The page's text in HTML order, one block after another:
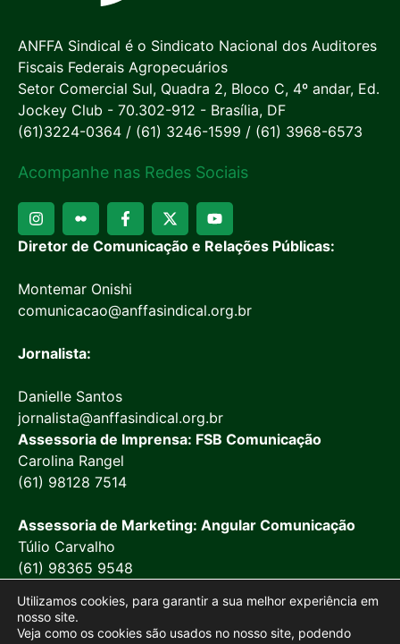
ANFFA Sindical é o Sindicato Nacional dos Auditores
Fiscais Federais Agropecuários
Setor Comercial Sul, Quadra 2, Bloco C, 4º andar, Ed.
Jockey Club - 70.302-912 - Brasília, DF
(61)3224-0364 / (61) 3246-1599 / (61) 3968-6573
Acompanhe nas Redes Sociais
Diretor de Comunicação e Relações Públicas:
Montemar Onishi
comunicacao@anffasindical.org.br
Jornalista:
Danielle Santos
jornalista@anffasindical.org.br
Assessoria de Imprensa: FSB Comunicação
Carolina Rangel
(61) 98128 7514
Assessoria de Marketing: Angular Comunicação
Túlio Carvalho
(61) 98365 9548
Utilizamos cookies, para garantir a sua melhor experiência em
nosso site.
Veja como os cookies são usados no nosso site, podendo